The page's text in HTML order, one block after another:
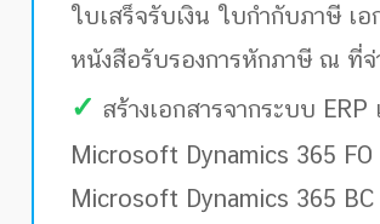
ใบเสร็จรับเงิน ใบกำกับภาษี เอ
หนังสือรับรองการหักภาษี ณ ที่จ่
✓ สร้างเอกสารจากระบบ ERP
Microsoft Dynamics 365 FO
Microsoft Dynamics 365 BC